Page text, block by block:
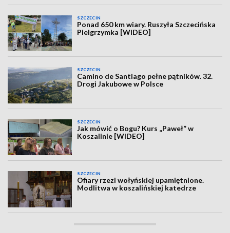
SZCZECIN
Ponad 650 km wiary. Ruszyła Szczecińska
Pielgrzymka [WIDEO]
SZCZECIN
Camino de Santiago pełne pątników. 32.
Drogi Jakubowe w Polsce
SZCZECIN
Jak mówić o Bogu? Kurs „Paweł” w
Koszalinie [WIDEO]
SZCZECIN
Ofiary rzezi wołyńskiej upamiętnione.
Modlitwa w koszalińskiej katedrze